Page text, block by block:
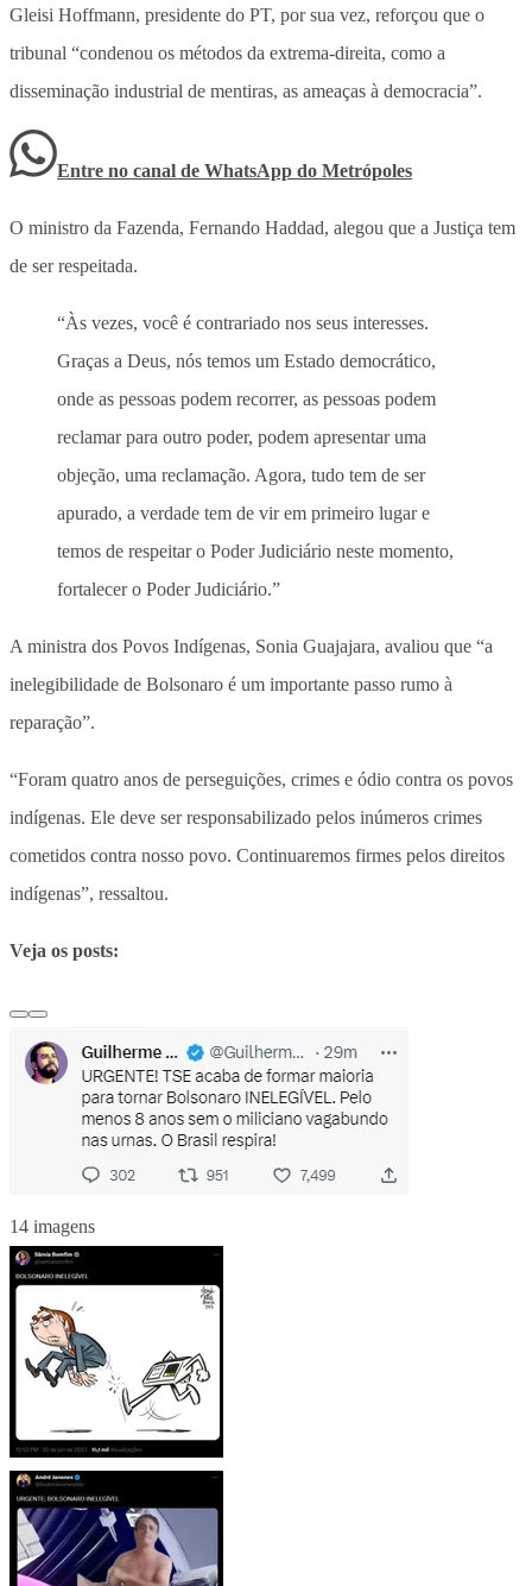
Gleisi Hoffmann, presidente do PT, por sua vez, reforçou que o
tribunal “condenou os métodos da extrema-direita, como a
disseminação industrial de mentiras, as ameaças à democracia”.
Entre no canal de WhatsApp do Metrópoles
O ministro da Fazenda, Fernando Haddad, alegou que a Justiça tem
de ser respeitada.
“Às vezes, você é contrariado nos seus interesses.
Graças a Deus, nós temos um Estado democrático,
onde as pessoas podem recorrer, as pessoas podem
reclamar para outro poder, podem apresentar uma
objeção, uma reclamação. Agora, tudo tem de ser
apurado, a verdade tem de vir em primeiro lugar e
temos de respeitar o Poder Judiciário neste momento,
fortalecer o Poder Judiciário.”
A ministra dos Povos Indígenas, Sonia Guajajara, avaliou que “a
inelegibilidade de Bolsonaro é um importante passo rumo à
reparação”.
“Foram quatro anos de perseguições, crimes e ódio contra os povos
indígenas. Ele deve ser responsabilizado pelos inúmeros crimes
cometidos contra nosso povo. Continuaremos firmes pelos direitos
indígenas”, ressaltou.
Veja os posts:
14 imagens